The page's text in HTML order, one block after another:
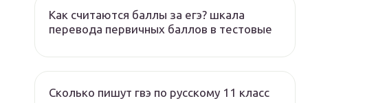
Как считаются баллы за егэ? шкала
перевода первичных баллов в тестовые
Сколько пишут гвэ по русскому 11 класс